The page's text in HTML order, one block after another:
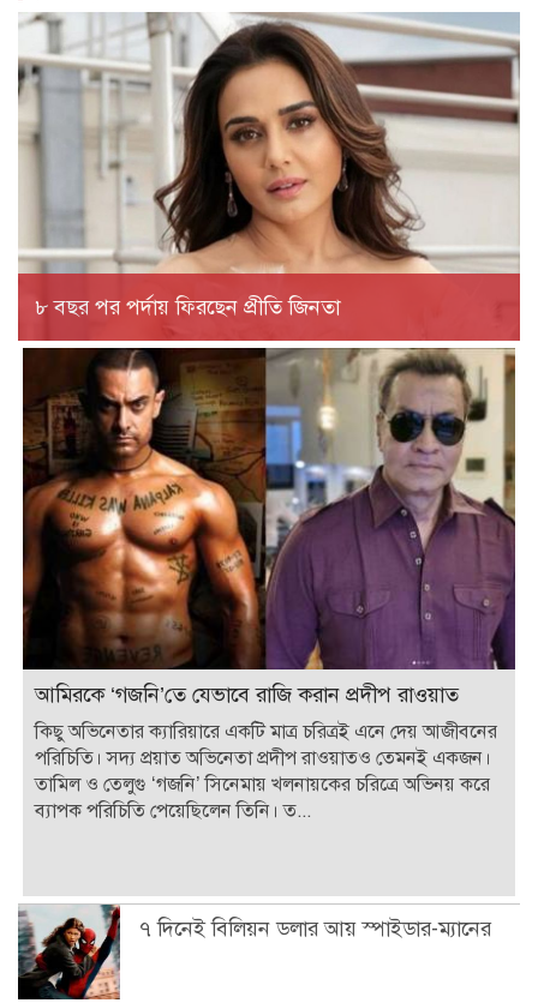
৮ বছর পর পর্দায় ফিরছেন প্রীতি জিনতা
আমিরকে ‘গজনি’তে যেভাবে রাজি করান প্রদীপ রাওয়াত
কিছু অভিনেতার ক্যারিয়ারে একটি মাত্র চরিত্রই এনে দেয় আজীবনের
পরিচিতি। সদ্য প্রয়াত অভিনেতা প্রদীপ রাওয়াতও তেমনই একজন।
তামিল ও তেলুগু ‘গজনি’ সিনেমায় খলনায়কের চরিত্রে অভিনয় করে
ব্যাপক পরিচিতি পেয়েছিলেন তিনি। ত...
৭ দিনেই বিলিয়ন ডলার আয় স্পাইডার-ম্যানের